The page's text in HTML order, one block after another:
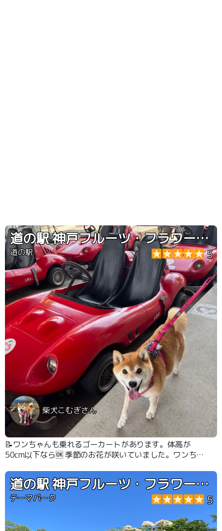
道の駅 神戸フルーツ・フラワーパーク大沢
道の駅 5
柴犬こむぎさん
📝ワンちゃんも乗れるゴーカートがあります。体高が
50cm以下なら🆗 季節のお花が咲いていました。ワンちゃ
道の駅 神戸フルーツ・フラワーパーク大沢
テーマパーク 5